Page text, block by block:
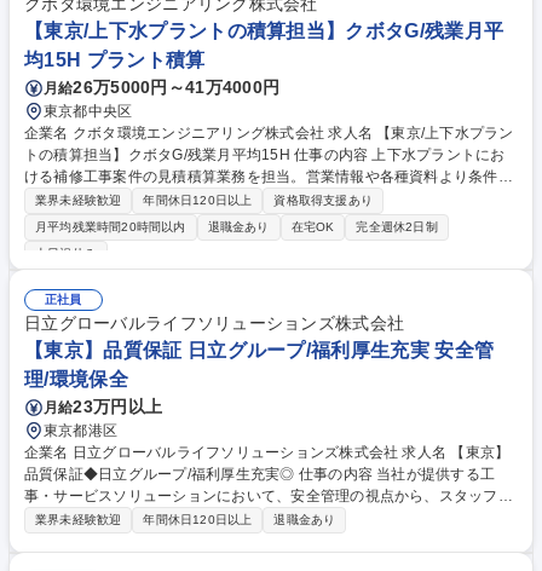
め、第二新卒層を積極的に採用中です。 【変更範囲:当社における各種業
務全般】 募集職種 【名古屋:高速道路/ETCの保守・保全担当】第二新卒歓
迎/賞与5ヶ月/福利厚生◎
【東京/上下水プラントの積算担当】クボタG/残業月平
均15H プラント積算
月給26万5000円～41万4000円
東京都中央区
企業名 クボタ環境エンジニアリング株式会社 求人名 【東京/上下水プラン
トの積算担当】クボタG/残業月平均15H 仕事の内容 上下水プラントにお
ける補修工事案件の見積積算業務を担当。営業情報や各種資料より条件・
施工内容を検討し見積書を作成します。関東・甲信越エリアの管轄現場へ
の出張（日帰り～2日程度）が発生します。 【業務詳細】■営業情報・図
面資料からの条件検討および施工内容の検討 ■補修工事費用・見積積算の
【働きやすさ】繁忙期（5月中旬～10月末）と閑散期が明確で、閑散期は
残業ほぼ0時間の月もあり有給や長期休暇のコントロールがしやすい環境
です。代休取得も徹底されており、ワークライフバランスを保ちながら安
心して長く働けます。 募集職種 【東京/上下水プラントの積算担当】クボ
タG/残業月平均15H
業界未経験歓迎 年間休日120日以上
資格取得支援あり
月平均残業時間20時間以内
退職金あり 在宅OK
完全週休2日制
土日祝休み
正社員
日立グローバルライフソリューションズ株式会社
【東京】品質保証 日立グループ/福利厚生充実 安全管
理/環境保全
月給23万円以上
東京都港区
企業名 日立グローバルライフソリューションズ株式会社 求人名 【東京】
品質保証◆日立グループ/福利厚生充実◎ 仕事の内容 当社が提供する工
事・サービスソリューションにおいて、安全管理の視点から、スタッフ一
人ひとりの安全意識の向上およびサービス・施工品質の向上を主導してい
業界未経験歓迎 年間休日120日以上 退職金あり